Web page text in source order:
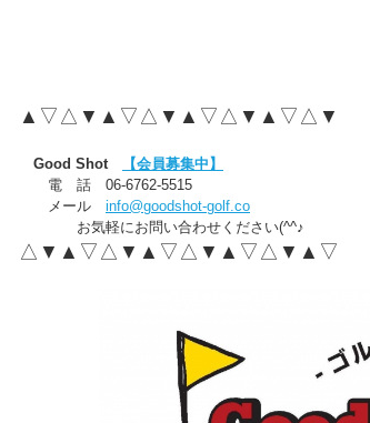
▲▽△▼▲▽△▼▲▽△▼▲▽△▼
Good Shot
【会員募集中】
電 話 06-6762-5515
メール info@goodshot-golf.co
お気軽にお問い合わせください(^^♪
△▼▲▽△▼▲▽△▼▲▽△▼▲▽